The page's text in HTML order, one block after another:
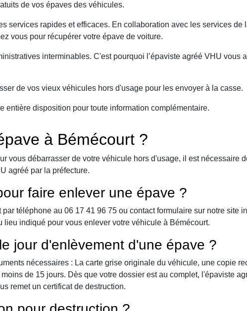
de vos épaves des véhicules.
services rapides et efficaces. En collaboration avec les services de
vous pour récupérer votre épave de voiture.
interminables. C'est pourquoi l’épaviste agréé VHU vous
de vos vieux véhicules hors d'usage pour les envoyer à la casse.
entière disposition pour toute information complémentaire.
à Bémécourt ?
vous débarrasser de votre véhicule hors d'usage, il est nécessaire
agréé par la préfecture.
faire enlever une épave ?
téléphone au 06 17 41 96 75 ou contact formulaire sur notre site
indiqué pour vous enlever votre véhicule à Bémécourt.
jour d'enlèvement d'une épave ?
nécessaires : La carte grise originale du véhicule, une copie
de 15 jours. Dès que votre dossier est au complet, l'épaviste
remet un certificat de destruction.